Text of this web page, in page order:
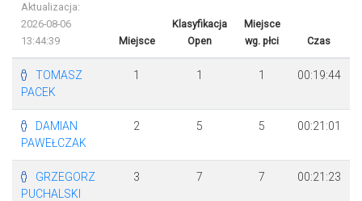
Aktualizacja:
2026-08-06
13:44:39
Miejsce
Klasyfikacja
Open
Miejsce
wg. płci
Czas
TOMASZ
PACEK
1 1 1 00:19:44
DAMIAN
PAWEŁCZAK
2 5 5 00:21:01
GRZEGORZ
PUCHALSKI
3 7 7 00:21:23